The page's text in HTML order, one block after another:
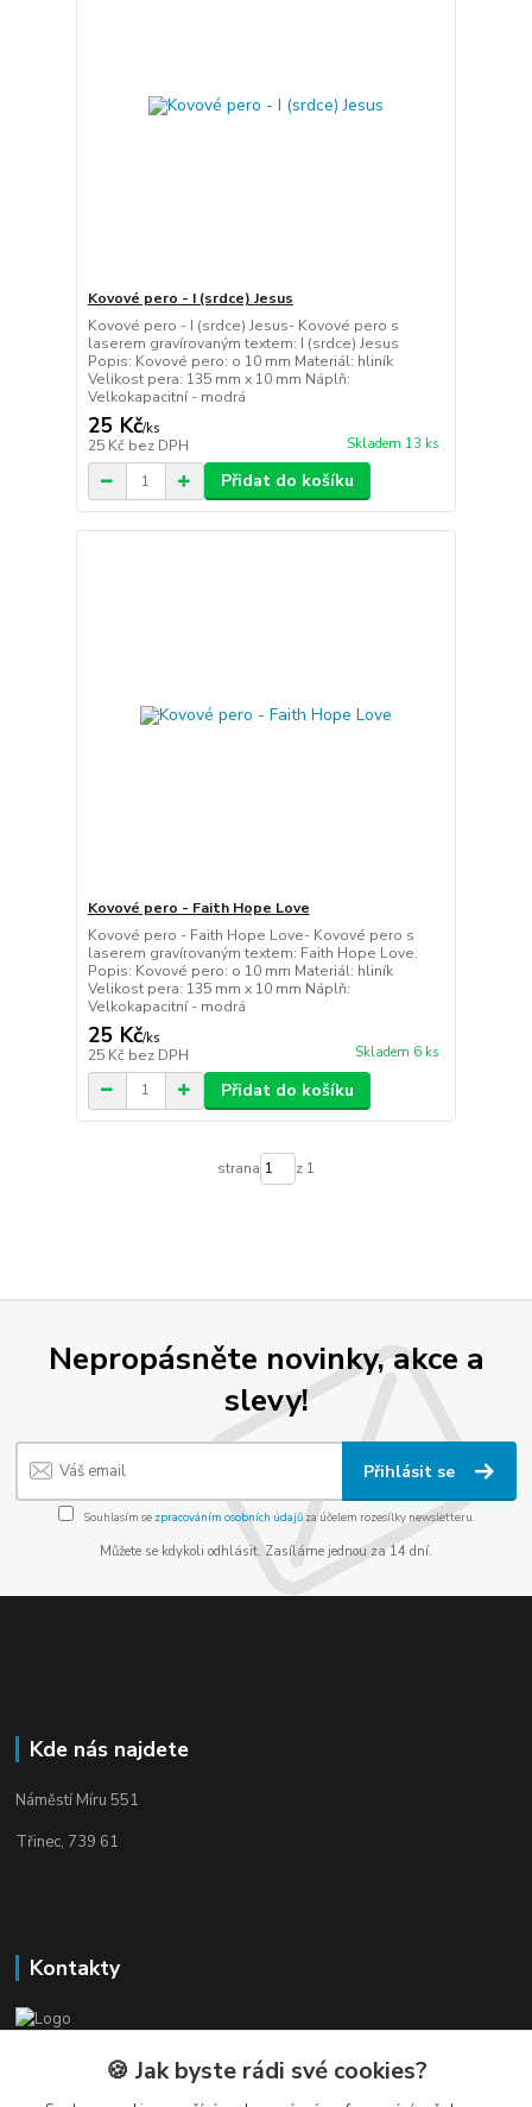
Kovové pero - I (srdce) Jesus
Kovové pero - I (srdce) Jesus- Kovové pero s
laserem gravírovaným textem: I (srdce) Jesus
Popis: Kovové pero: o 10 mm Materiál: hliník
Velikost pera: 135 mm x 10 mm Náplň:
Velkokapacitní - modrá
25 Kč/ks
25 Kč bez DPH Skladem 13 ks
Přidat do košíku
Kovové pero - Faith Hope Love
Kovové pero - Faith Hope Love- Kovové pero s
laserem gravírovaným textem: Faith Hope Love.
Popis: Kovové pero: o 10 mm Materiál: hliník
Velikost pera: 135 mm x 10 mm Náplň:
Velkokapacitní - modrá
25 Kč/ks
25 Kč bez DPH Skladem 6 ks
Přidat do košíku
strana z 1
Nepropásněte novinky, akce a
slevy!
Přihlásit se
Souhlasím se zpracováním osobních údajůza účelem rozesílky newsletteru.
Můžete se kdykoli odhlásit. Zasíláme jednou za 14 dní.
Kde nás najdete
Náměstí Míru 551
Třinec, 739 61
Kontakty
🍪 Jak byste rádi své cookies?